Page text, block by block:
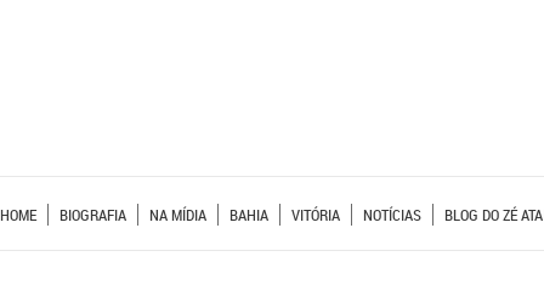
HOME BIOGRAFIA NA MÍDIA BAHIA VITÓRIA NOTÍCIAS BLOG DO ZÉ